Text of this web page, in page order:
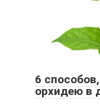
6
орхидею в